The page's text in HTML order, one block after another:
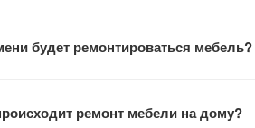
наши сотрудники выполняют
будет ремонтироваться мебель?
выполняется в течение двух недель
ремонт мебели на дому?